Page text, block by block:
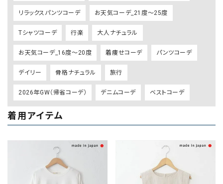
リラックスパンツコーデ お天気コーデ_21度～25度
Tシャツコーデ 行楽 大人ナチュラル
お天気コーデ_16度～20度 着痩せコーデ パンツコーデ
デイリー 骨格ナチュラル 旅行
2026年GW（帰省コーデ） デニムコーデ ベストコーデ
着用アイテム